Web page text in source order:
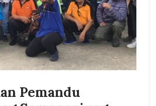
Pemandu